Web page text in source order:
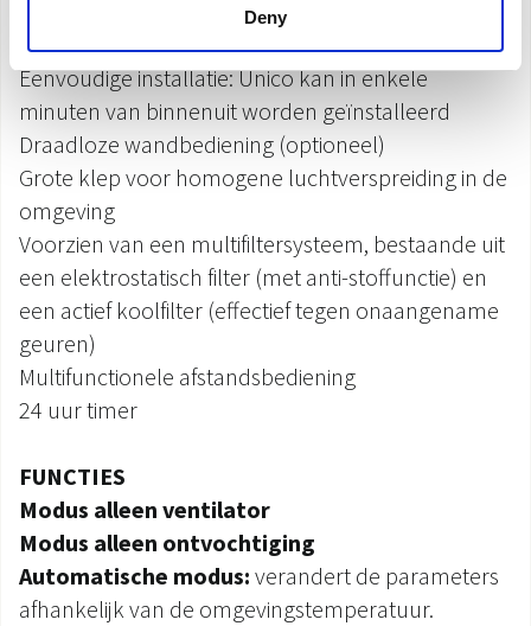
Deny
Veelzijdige installatie: boven- of onderwand
Eenvoudige installatie: Unico kan in enkele
minuten van binnenuit worden geïnstalleerd
Draadloze wandbediening (optioneel)
Grote klep voor homogene luchtverspreiding in de
omgeving
Voorzien van een multifiltersysteem, bestaande uit
een elektrostatisch filter (met anti-stoffunctie) en
een actief koolfilter (effectief tegen onaangename
geuren)
Multifunctionele afstandsbediening
24 uur timer
FUNCTIES
Modus alleen ventilator
Modus alleen ontvochtiging
Automatische modus: verandert de parameters
afhankelijk van de omgevingstemperatuur.